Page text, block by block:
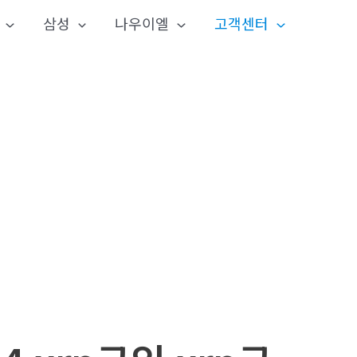
삼성 나우이엘 고객센터